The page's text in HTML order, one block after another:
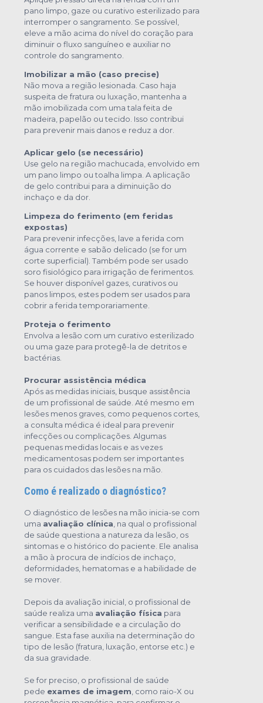
pano limpo, gaze ou curativo esterilizado para
interromper o sangramento. Se possível,
eleve a mão acima do nível do coração para
diminuir o fluxo sanguíneo e auxiliar no
controle do sangramento.
Imobilizar a mão (caso precise)
Não mova a região lesionada. Caso haja
suspeita de fratura ou luxação, mantenha a
mão imobilizada com uma tala feita de
madeira, papelão ou tecido. Isso contribui
para prevenir mais danos e reduz a dor.
Aplicar gelo (se necessário)
Use gelo na região machucada, envolvido em
um pano limpo ou toalha limpa. A aplicação
de gelo contribui para a diminuição do
inchaço e da dor.
Limpeza do ferimento (em feridas
expostas)
Para prevenir infecções, lave a ferida com
água corrente e sabão delicado (se for um
corte superficial). Também pode ser usado
soro fisiológico para irrigação de ferimentos.
Se houver disponível gazes, curativos ou
panos limpos, estes podem ser usados para
cobrir a ferida temporariamente.
Proteja o ferimento
Envolva a lesão com um curativo esterilizado
ou uma gaze para protegê-la de detritos e
bactérias.
Procurar assistência médica
Após as medidas iniciais, busque assistência
de um profissional de saúde. Até mesmo em
lesões menos graves, como pequenos cortes,
a consulta médica é ideal para prevenir
infecções ou complicações. Algumas
pequenas medidas locais e as vezes
medicamentosas podem ser importantes
para os cuidados das lesões na mão.
Como é realizado o diagnóstico?
O diagnóstico de lesões na mão inicia-se com
uma avaliação clínica, na qual o profissional
de saúde questiona a natureza da lesão, os
sintomas e o histórico do paciente. Ele analisa
a mão à procura de indícios de inchaço,
deformidades, hematomas e a habilidade de
se mover.
Depois da avaliação inicial, o profissional de
saúde realiza uma avaliação física para
verificar a sensibilidade e a circulação do
sangue. Esta fase auxilia na determinação do
tipo de lesão (fratura, luxação, entorse etc.) e
da sua gravidade.
Se for preciso, o profissional de saúde
pede exames de imagem, como raio-X ou